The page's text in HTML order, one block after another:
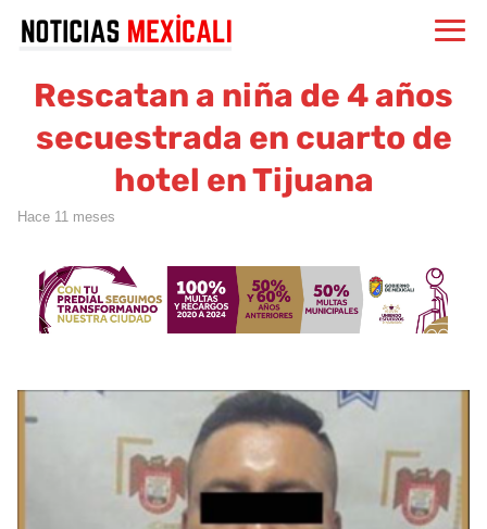
Rescatan a niña de 4 años
secuestrada en cuarto de
hotel en Tijuana
hace 11 meses